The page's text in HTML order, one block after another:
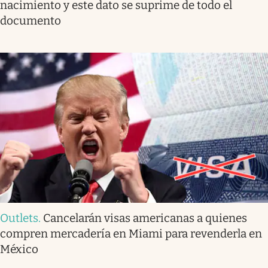
nacimiento y este dato se suprime de todo el
documento
Outlets. Cancelarán visas americanas a quienes
compren mercadería en Miami para revenderla en
México